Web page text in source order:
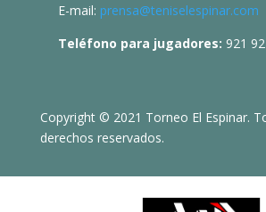
E-mail: prensa@teniselespinar.com
Teléfono para jugadores: 921
Copyright © 2021 Torneo El Espinar.
derechos reservados.